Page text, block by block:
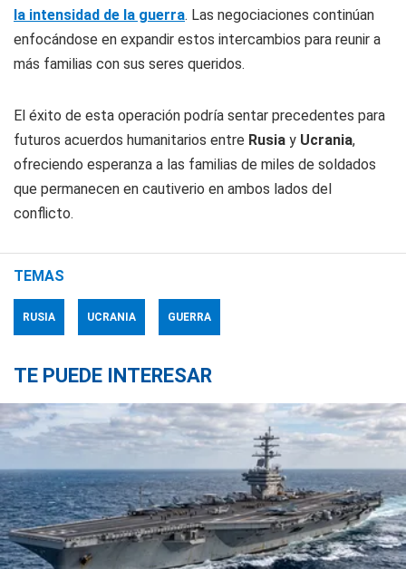
la intensidad de la guerra. Las negociaciones continúan
enfocándose en expandir estos intercambios para reunir a
más familias con sus seres queridos.
El éxito de esta operación podría sentar precedentes para
futuros acuerdos humanitarios entre Rusia y Ucrania,
ofreciendo esperanza a las familias de miles de soldados
que permanecen en cautiverio en ambos lados del
conflicto.
TEMAS
RUSIA UCRANIA GUERRA
TE PUEDE INTERESAR